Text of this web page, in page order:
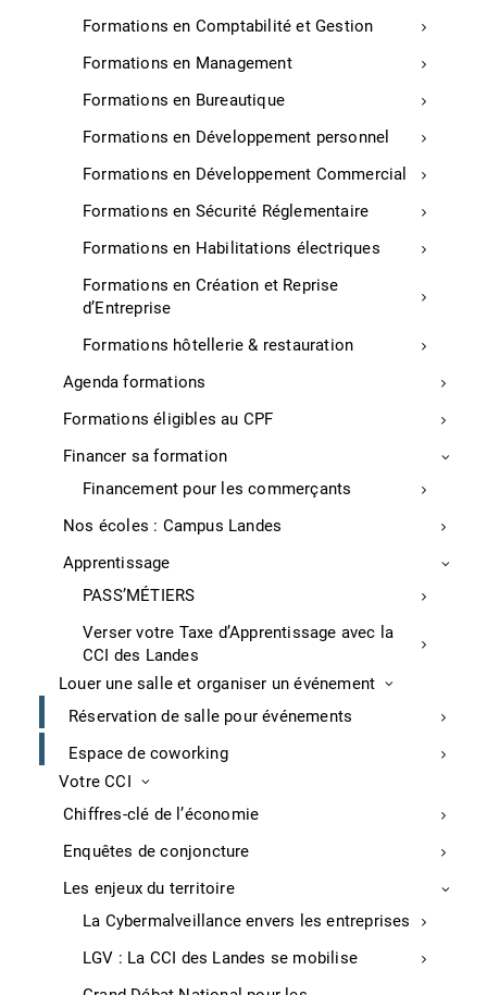
Formations en Comptabilité et Gestion
Formations en Management
Formations en Bureautique
Formations en Développement personnel
Formations en Développement Commercial
Formations en Sécurité Réglementaire
Formations en Habilitations électriques
Formations en Création et Reprise
d’Entreprise
Formations hôtellerie & restauration
Agenda formations
Formations éligibles au CPF
Financer sa formation
Financement pour les commerçants
Nos écoles : Campus Landes
Apprentissage
PASS’MÉTIERS
Verser votre Taxe d’Apprentissage avec la
CCI des Landes
Louer une salle et organiser un événement
Réservation de salle pour événements
Espace de coworking
Votre CCI
Chiffres-clé de l’économie
Enquêtes de conjoncture
Les enjeux du territoire
La Cybermalveillance envers les entreprises
LGV : La CCI des Landes se mobilise
Tenez-vous au courant de nos dernières
actualités et évènements